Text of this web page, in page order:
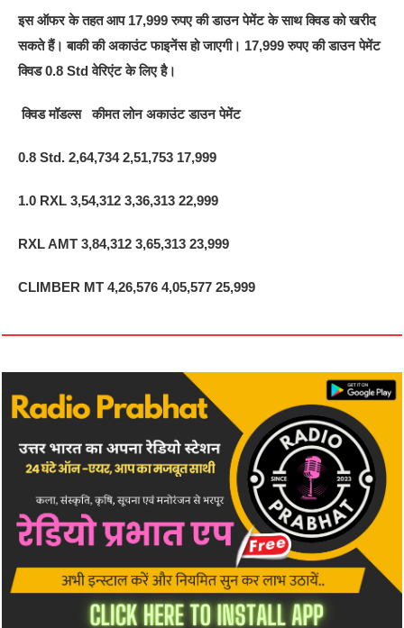
इस ऑफर के तहत आप 17,999 रुपए की डाउन पेमेंट के साथ क्‍वि‍ड को खरीद
सकते हैं। बाकी की अकाउंट फाइनेंस हो जाएगी। 17,999 रुपए की डाउन पेमेंट
क्‍वि‍ड 0.8 Std वेरि‍एंट के लि‍ए है।
क्‍वि‍ड मॉडल्‍स कीमत लोन अकाउंट डाउन पेमेंट
0.8 Std. 2,64,734 2,51,753 17,999
1.0 RXL 3,54,312 3,36,313 22,999
RXL AMT 3,84,312 3,65,313 23,999
CLIMBER MT 4,26,576 4,05,577 25,999